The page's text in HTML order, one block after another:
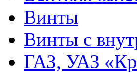
Винты
Винты с
ГАЗ, УАЗ